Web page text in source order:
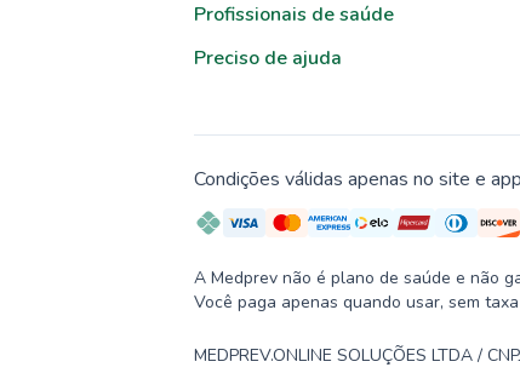
Profissionais de saúde
Preciso de ajuda
Condições válidas apenas no site e
A Medprev não é plano de saúde e não
Você paga apenas quando usar, sem
MEDPREV.ONLINE SOLUÇÕES LTDA /